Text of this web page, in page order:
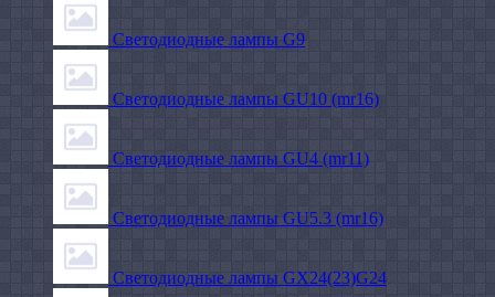
Светодиодные лампы G9
Светодиодные лампы GU10 (mr16)
Светодиодные лампы GU4 (mr11)
Светодиодные лампы GU5.3 (mr16)
Светодиодные лампы GX24(23)G24